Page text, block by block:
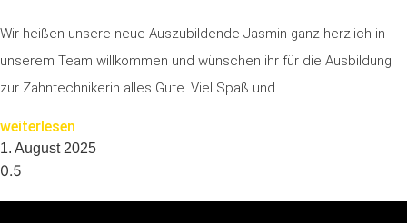
Wir heißen unsere neue Auszubildende Jasmin ganz herzlich in
unserem Team willkommen und wünschen ihr für die Ausbildung
zur Zahntechnikerin alles Gute. Viel Spaß und
weiterlesen
1. August 2025